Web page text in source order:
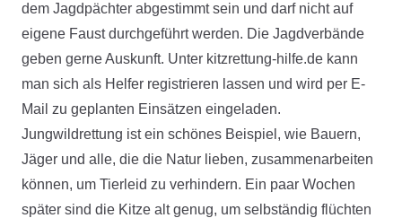
dem Jagdpächter abgestimmt sein und darf nicht auf
eigene Faust durchgeführt werden. Die Jagdverbände
geben gerne Auskunft. Unter kitzrettung-hilfe.de kann
man sich als Helfer registrieren lassen und wird per E-
Mail zu geplanten Einsätzen eingeladen.
Jungwildrettung ist ein schönes Beispiel, wie Bauern,
Jäger und alle, die die Natur lieben, zusammenarbeiten
können, um Tierleid zu verhindern. Ein paar Wochen
später sind die Kitze alt genug, um selbständig flüchten